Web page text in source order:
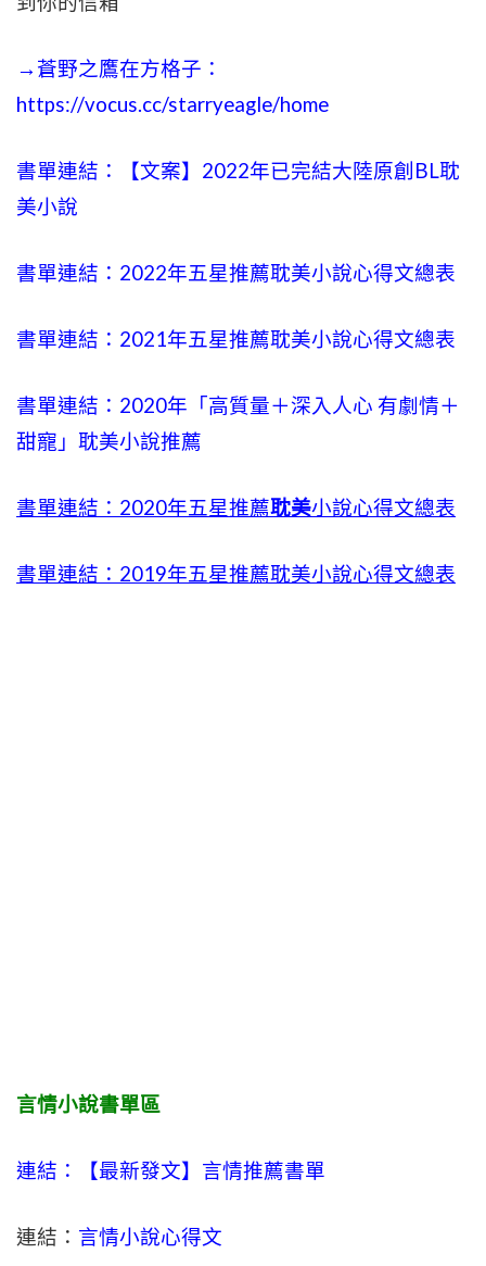
→蒼野之鷹在方格子：
https://vocus.cc/starryeagle/home
書單連結：【文案】2022年已完結大陸原創BL耽
美小說
書單連結：2022年五星推薦耽美小說心得文總表
書單連結：2021年五星推薦耽美小說心得文總表
書單連結：2020年「高質量＋深入人心 有劇情＋
甜寵」耽美小說推薦
書單連結：2020年五星推薦耽美小說心得文總表
書單連結：2019年五星推薦耽美小說心得文總表
言情小說書單區
連結：【最新發文】 言情推薦書單
連結： 言情小說心得文